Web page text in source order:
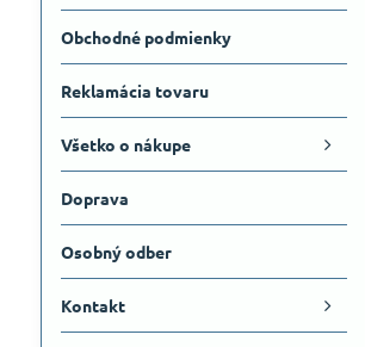
Obchodné podmienky
Reklamácia tovaru
Všetko o nákupe
Doprava
Osobný odber
Kontakt